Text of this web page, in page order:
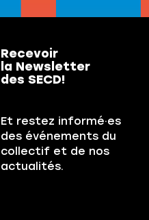
Recevoir
la Newsletter
des SECD!
Et restez informé·es
des événements du
collectif et de nos
actualités.